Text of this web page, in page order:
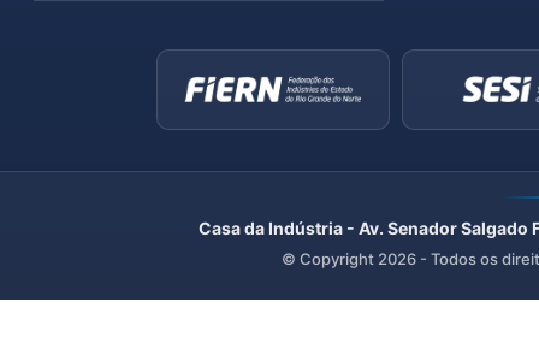
Casa da Indústria - Av. Senador
© Copyright 2026 - Todos os